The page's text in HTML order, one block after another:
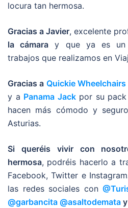
locura tan hermosa.
Gracias a Javier, excelente
la cámara y que ya es un
trabajos que realizamos en
Gracias a Quickie Wheelchairs
y a Panama Jackpor su pack
hacen más cómodo y
Asturias.
Si queréis vivir con
hermosa, podréis hacerlo a
Facebook, Twitter e
las redes sociales con
@garbancita @asaltodemata y